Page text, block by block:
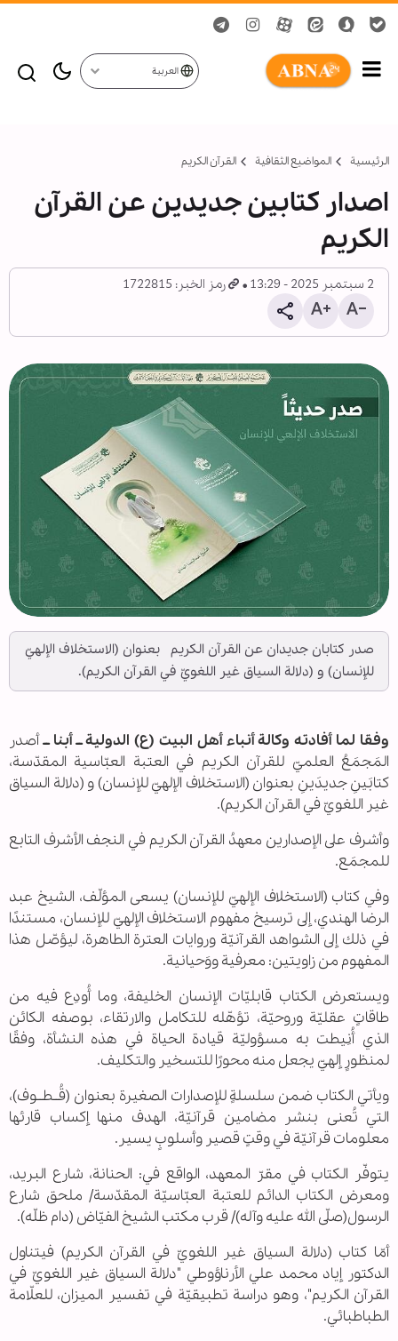
العربية
الرئيسية المواضیع الثقافية القرآن الکریم
اصدار كتابين جديدين عن القرآن
الكريم
2 سبتمبر 2025 - 13:29 رمز الخبر: 1722815
صدر كتابان جديدان عن القرآن الكريم بعنوان (الاستخلاف الإلهيّ
للإنسان) و (دلالة السياق غير اللغويّ في القرآن الكريم).
وفقا لما أفادته وكالة أنباء أهل البيت (ع) الدولية ــ أبنا ــأصدر
المَجمَعُ العلميّ للقرآن الكريم في العتبة العبّاسية المقدّسة،
كتابَينِ جديدَينِ بعنوان (الاستخلاف الإلهيّ للإنسان) و (دلالة السياق
غير اللغويّ في القرآن الكريم).
وأشرف على الإصدارين معهدُ القرآن الكريم في النجف الأشرف التابع
للمجمَع.
وفي كتاب (الاستخلاف الإلهيّ للإنسان) يسعى المؤلّف، الشيخ عبد
الرضا الهندي، إلى ترسيخ مفهوم الاستخلاف الإلهيّ للإنسان، مستندًا
في ذلك إلى الشواهد القرآنيّة وروايات العترة الطاهرة، ليؤصّل هذا
المفهوم من زاويتين: معرفية ووَحيانية.
ويستعرض الكتاب قابليّات الإنسان الخليفة، وما أُودِع فيه من
طاقاتٍ عقليّة وروحيّة، تؤهّله للتكامل والارتقاء، بوصفه الكائن
الذي أُنِيطت به مسؤوليّة قيادة الحياة في هذه النشأة، وفقًا
لمنظورٍ إلهيّ يجعل منه محورًا للتسخير والتكليف.
ويأتي الكتاب ضمن سلسلةٍ للإصدارات الصغيرة بعنوان (قُــطــوف)،
التي تُعنى بنشر مضامين قرآنيّة، الهدف منها إكساب قارئها
معلومات قرآنيّة في وقتٍ قصير وأسلوبٍ يسير.
يتوفّر الكتاب في مقرّ المعهد، الواقع في: الحنانة، شارع البريد،
ومعرض الكتاب الدائم للعتبة العبّاسيّة المقدّسة/ ملحق شارع
الرسول(صلّى الله عليه وآله)/ قرب مكتب الشيخ الفيّاض (دام ظلّه).
أمّا كتاب (دلالة السياق غير اللغويّ في القرآن الكريم) فيتناول
الدكتور إياد محمد علي الأرناؤوطي "دلالة السياق غير اللغويّ في
القرآن الكريم"، وهو دراسة تطبيقيّة في تفسير الميزان، للعلّامة
الطباطبائي.